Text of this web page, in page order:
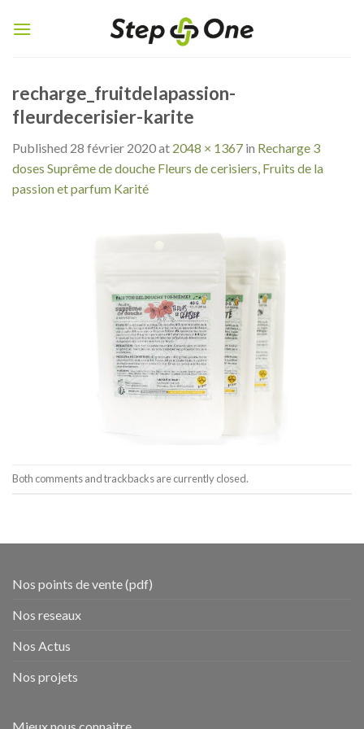
recharge_fruitdelapassion-
fleurdecerisier-karite
Published 28 février 2020at 2048 × 1367 in Recharge 3
doses Suprême de douche Fleurs de cerisiers, Fruits de la
passion et parfum Karité
Both comments and trackbacks are currently closed.
Nos points de vente (pdf)
Nos reseaux
Nos Actus
Nos projets